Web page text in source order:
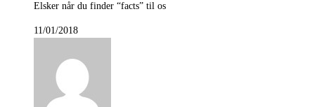
Elsker når du finder “facts” til os
11/01/2018